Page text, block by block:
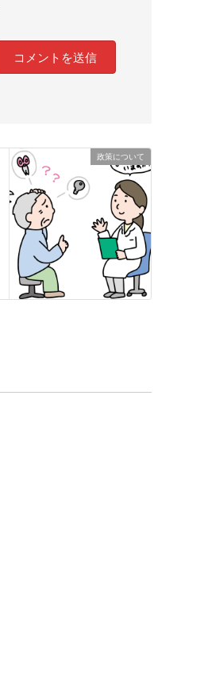
政策について